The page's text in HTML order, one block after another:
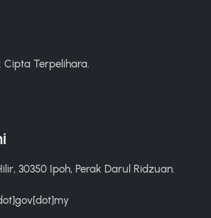
Cipta Terpelihara.
30350 Ipoh, Perak Darul Ridzuan.